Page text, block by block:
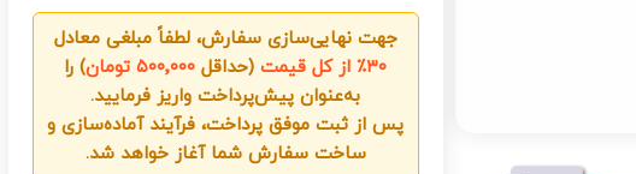
جهت نهایی‌سازی سفارش، لطفاً مبلغی معادل
۳۰٪ از کل قیمت
(حداقل ۵۰۰٬۰۰۰ تومان
) را
به‌عنوان پیش‌پرداخت واریز فرمایید.
پس از ثبت موفق پرداخت، فرآیند آماده‌سازی و
ساخت سفارش شما آغاز خواهد شد.